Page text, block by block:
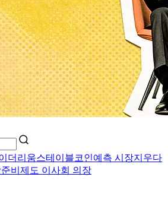
더리움스테이블코인예측 시장지우다
비제도 이사회 의장